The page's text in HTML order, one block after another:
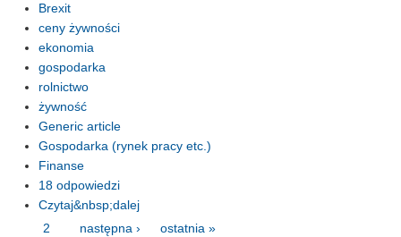
Brexit
ceny żywności
ekonomia
gospodarka
rolnictwo
żywność
Generic article
Gospodarka (rynek pracy etc.)
Finanse
18 odpowiedzi
Czytaj&nbsp;dalej
2 następna › ostatnia »